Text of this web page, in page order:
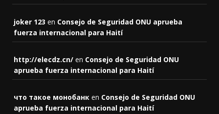
joker 123 en Consejo de Seguridad ONU aprueba
fuerza internacional para Haití
http://elecdz.cn/ en Consejo de Seguridad ONU
aprueba fuerza internacional para Haití
что такое монобанк en Consejo de Seguridad ONU
aprueba fuerza internacional para Haití